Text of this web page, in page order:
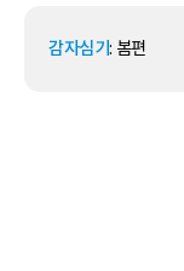
감자심기: 봄편